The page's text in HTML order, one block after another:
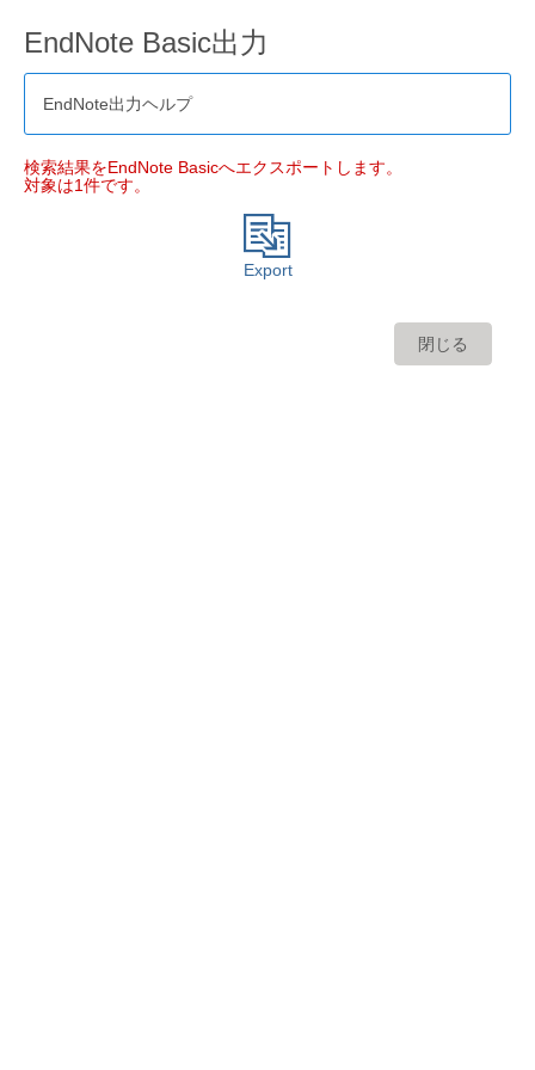
EndNote Basic出力
EndNote出力ヘルプ
検索結果をEndNote Basicへエクスポートします。
対象は1件です。
Export